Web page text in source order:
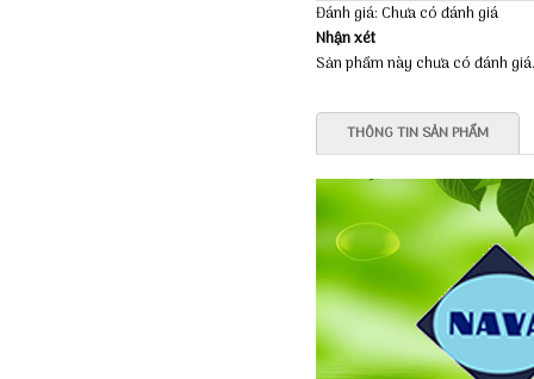
Đánh giá: Chưa có đánh giá
Nhận xét
Sản phẩm này chưa có đánh giá.
THÔNG TIN SẢN PHẨM